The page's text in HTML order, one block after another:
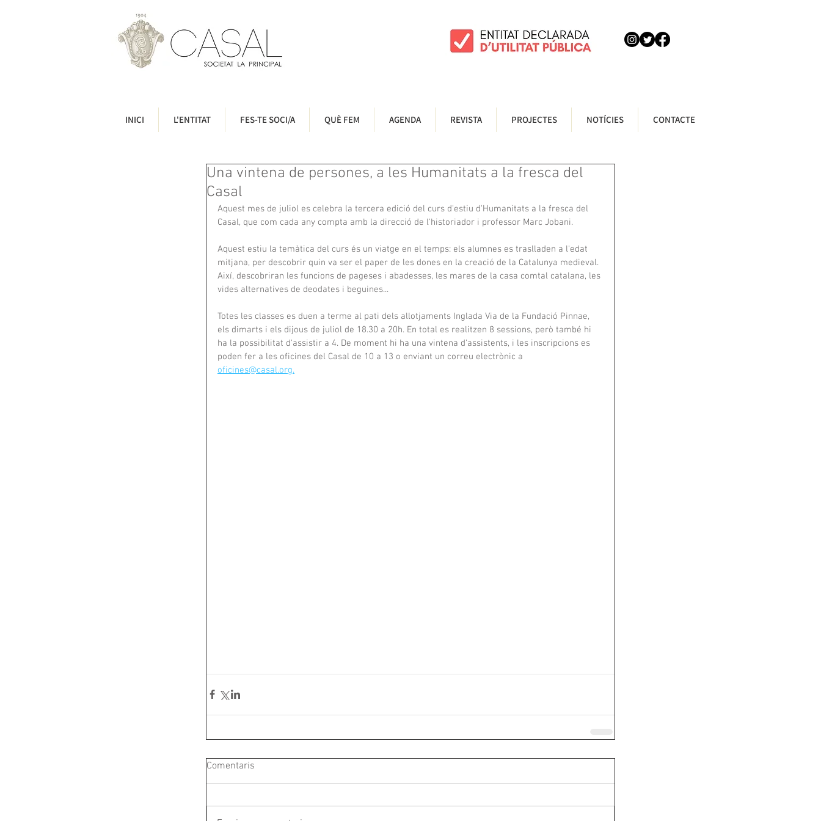
INICI L'ENTITAT FES-TE SOCI/A QUÈ FEM AGENDA REVISTA PROJECTES NOTÍCIES CONTACTE
Una vintena de persones, a les Humanitats a la fresca del
Casal
Aquest mes de juliol es celebra la tercera edició del curs d'estiu d'Humanitats a la fresca del
Casal, que com cada any compta amb la direcció de l'historiador i professor Marc Jobani.
Aquest estiu la temàtica del curs és un viatge en el temps: els alumnes es traslladen a l'edat
mitjana, per descobrir quin va ser el paper de les dones en la creació de la Catalunya medieval.
Així, descobriran les funcions de pageses i abadesses, les mares de la casa comtal catalana, les
vides alternatives de deodates i beguines...
Totes les classes es duen a terme al pati dels allotjaments Inglada Via de la Fundació Pinnae,
els dimarts i els dijous de juliol de 18.30 a 20h. En total es realitzen 8 sessions, però també hi
ha la possibilitat d'assistir a 4. De moment hi ha una vintena d'assistents, i les inscripcions es
poden fer a les oficines del Casal de 10 a 13 o enviant un correu electrònic a
oficines@casal.org.
Comentaris